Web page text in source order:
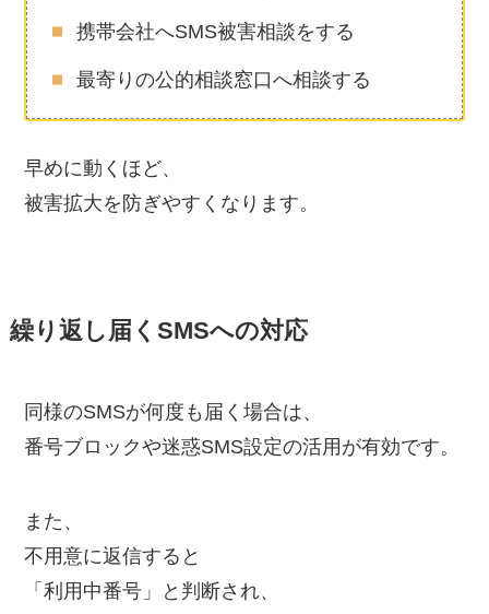
携帯会社へSMS被害相談をする
最寄りの公的相談窓口へ相談する
早めに動くほど、
被害拡大を防ぎやすくなります。
繰り返し届くSMSへの対応
同様のSMSが何度も届く場合は、
番号ブロックや迷惑SMS設定の活用が有効です。
また、
不用意に返信すると
「利用中番号」と判断され、